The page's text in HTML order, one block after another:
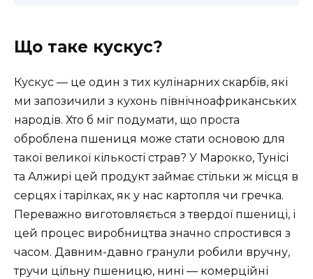
Що таке кускус?
Кускус — це один з тих кулінарних скарбів, які
ми запозичили з кухонь північноафриканських
народів. Хто б міг подумати, що проста
оброблена пшениця може стати основою для
такої великої кількості страв? У Марокко, Тунісі
та Алжирі цей продукт займає стільки ж місця в
серцях і тарілках, як у нас картопля чи гречка.
Переважно виготовляється з твердої пшениці, і
цей процес виробництва значно спростився з
часом. Давним-давно гранули робили вручну,
тручи цільну пшеницю, нині — комерційні